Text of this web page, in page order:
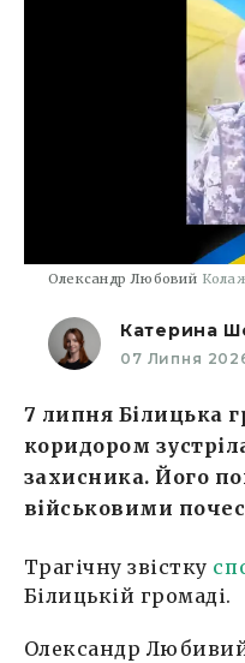
Олександр Любовий
Катерина
07 Липня
7 липня Білицька
коридором
захисника. Його
військовими
Трагічну звістку
Білицькій громаді.
Олександр